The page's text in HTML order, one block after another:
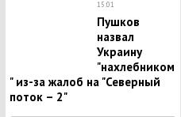
15:01
Пушков
назвал
Украину
"нахлебником
" из-за жалоб на "Северный
поток – 2"